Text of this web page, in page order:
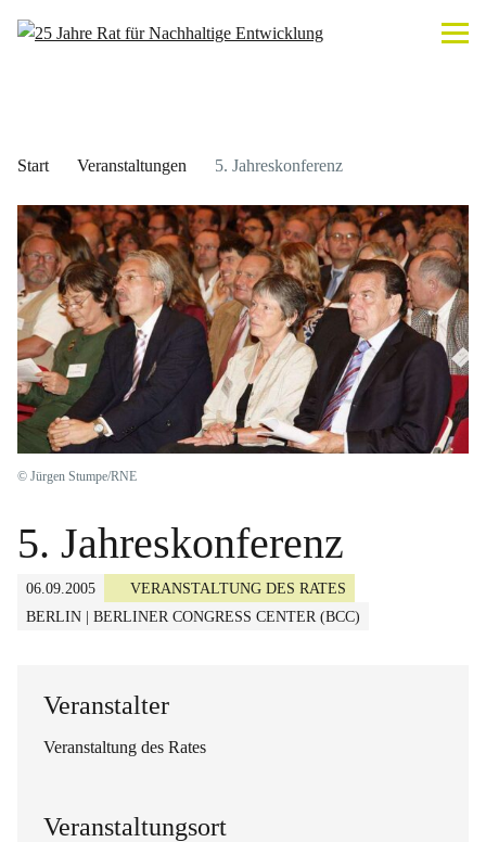
Start Veranstaltungen 5. Jahreskonferenz
© Jürgen Stumpe/RNE
5. Jahreskonferenz
06.09.2005
VERANSTALTUNG DES RATES
BERLIN | BERLINER CONGRESS CENTER (BCC)
Veranstalter
Veranstaltung des Rates
Veranstaltungsort